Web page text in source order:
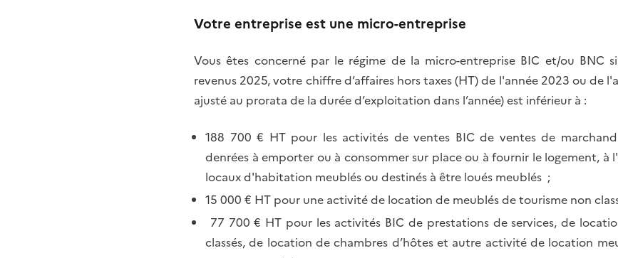
Votre entreprise est une micro-entreprise
Vous êtes concerné par le régime de la micro-entreprise BIC et/ou BNC
revenus 2025, votre chiffre d’affaires hors taxes (HT) de l'année 2023 ou de
ajusté au prorata de la durée d’exploitation dans l’année) est inférieur à :
188 700 € HT pour les activités de ventes BIC de ventes de
denrées à emporter ou à consommer sur place ou à fournir le logement, à
locaux d'habitation meublés ou destinés à être loués meublés ;
15 000 € HT pour une activité de location de meublés de tourisme non
77 700 € HT pour les activités BIC de prestations de services, de
classés, de location de chambres d’hôtes et autre activité de location